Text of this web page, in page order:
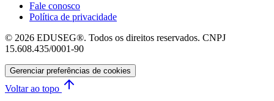
Fale conosco
Política de privacidade
© 2026 EDUSEG®. Todos os direitos reservados. CNPJ
15.608.435/0001-90
Gerenciar preferências de cookies
Voltar ao topo